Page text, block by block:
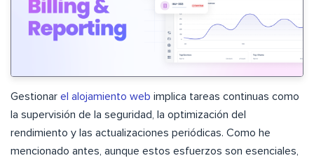
Gestionar el alojamiento web implica tareas continuas como
la supervisión de la seguridad, la optimización del
rendimiento y las actualizaciones periódicas. Como he
mencionado antes, aunque estos esfuerzos son esenciales,